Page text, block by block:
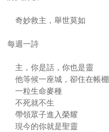
奇妙救主，舉世莫如
每週一詩
主，你是話，你也是靈
他等候一座城，卻住在帳棚
一粒生命麥種
不死就不生
帶領眾子進入榮耀
現今的你就是聖靈